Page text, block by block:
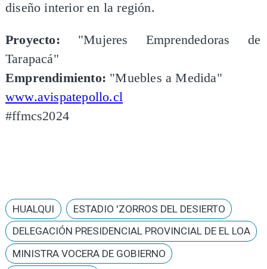
diseño interior en la región.
Proyecto: "Mujeres Emprendedoras de
Tarapacá"
Emprendimiento: "Muebles a Medida"
www.avispatepollo.cl
#ffmcs2024
HUALQUI
ESTADIO 'ZORROS DEL DESIERTO
DELEGACIÓN PRESIDENCIAL PROVINCIAL DE EL LOA
MINISTRA VOCERA DE GOBIERNO